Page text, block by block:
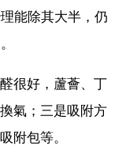
能除其大半，仍
很好，蘆薈、丁
氣；三是吸附方
附包等。